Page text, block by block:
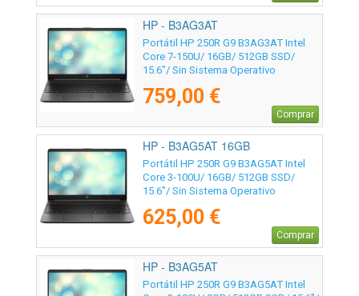
HP - B3AG3AT
Portátil HP 250R G9 B3AG3AT Intel
Core 7-150U/ 16GB/ 512GB SSD/
15.6"/ Sin Sistema Operativo
759,00 €
Comprar
HP - B3AG5AT 16GB
Portátil HP 250R G9 B3AG5AT Intel
Core 3-100U/ 16GB/ 512GB SSD/
15.6"/ Sin Sistema Operativo
625,00 €
Comprar
HP - B3AG5AT
Portátil HP 250R G9 B3AG5AT Intel